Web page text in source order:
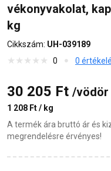
vékonyvakolat,
kg
Cikkszám: UH-039189
0
0
30 205 Ft /vödör
1 208 Ft / kg
A termék ára bruttó ár és
megrendelésre érvényes!